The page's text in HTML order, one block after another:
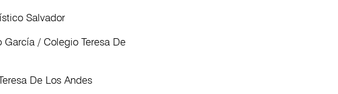
Salvador
García / Colegio Teresa De
De Los Andes